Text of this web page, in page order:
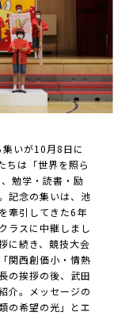
いが10月8日に
ちは「世界を照ら
勉学・読書・励
記念の集いは、池
牽引してきた6年
ラスに中継しまし
に続き、競技大会
関西創価小・情熱
の挨拶の後、武田
介。メッセージの
の希望の光」とエ